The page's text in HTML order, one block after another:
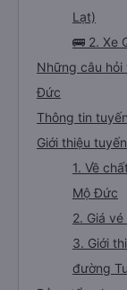
Lạt)
🚌 2. Xe
Những câu
Đức
Thông tin
Giới thiệu
1. Về
Mộ Đức
2. Giá
3. Giới
đường